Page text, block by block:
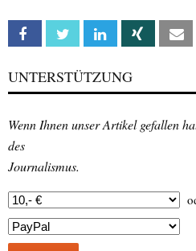
Facebook Twitter Linkedin Xing
UNTERSTÜTZUNG
Wenn Ihnen unser Artikel gefallen
des
Journalismus.